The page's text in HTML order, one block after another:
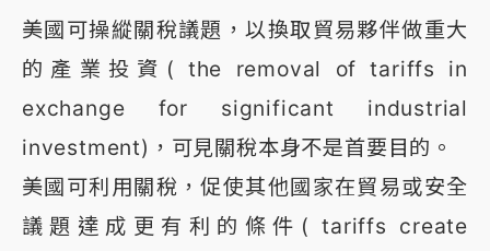
美國可操縱關稅議題，以換取貿易夥伴做重大
的產業投資( the removal of tariffs in
exchange for significant industrial
investment)，可見關稅本身不是首要目的。
美國可利用關稅，促使其他國家在貿易或安全
議題達成更有利的條件( tariffs create